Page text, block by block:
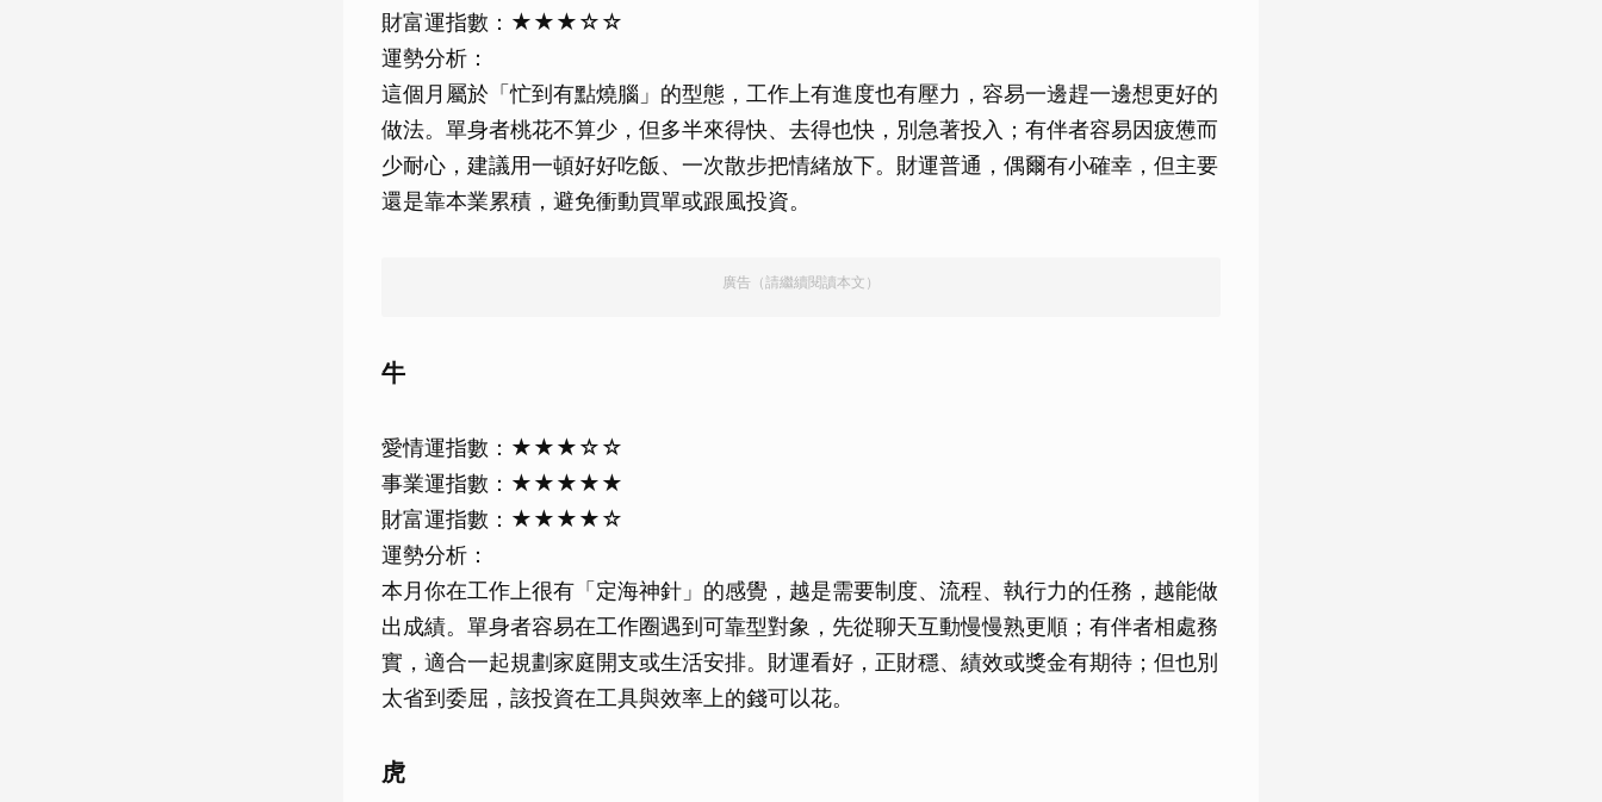
財富運指數：★★★☆☆
運勢分析：
這個月屬於「忙到有點燒腦」的型態，工作上有進度也有壓力，容易一邊趕一邊想更好的
做法。單身者桃花不算少，但多半來得快、去得也快，別急著投入；有伴者容易因疲憊而
少耐心，建議用一頓好好吃飯、一次散步把情緒放下。財運普通，偶爾有小確幸，但主要
還是靠本業累積，避免衝動買單或跟風投資。
廣告（請繼續閱讀本文）
牛
愛情運指數：★★★☆☆
事業運指數：★★★★★
財富運指數：★★★★☆
運勢分析：
本月你在工作上很有「定海神針」的感覺，越是需要制度、流程、執行力的任務，越能做
出成績。單身者容易在工作圈遇到可靠型對象，先從聊天互動慢慢熟更順；有伴者相處務
實，適合一起規劃家庭開支或生活安排。財運看好，正財穩、績效或獎金有期待；但也別
太省到委屈，該投資在工具與效率上的錢可以花。
虎